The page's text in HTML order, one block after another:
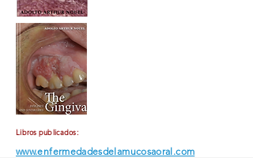
Libros publicados:
www.enfermedadesdelamucosaoral.com